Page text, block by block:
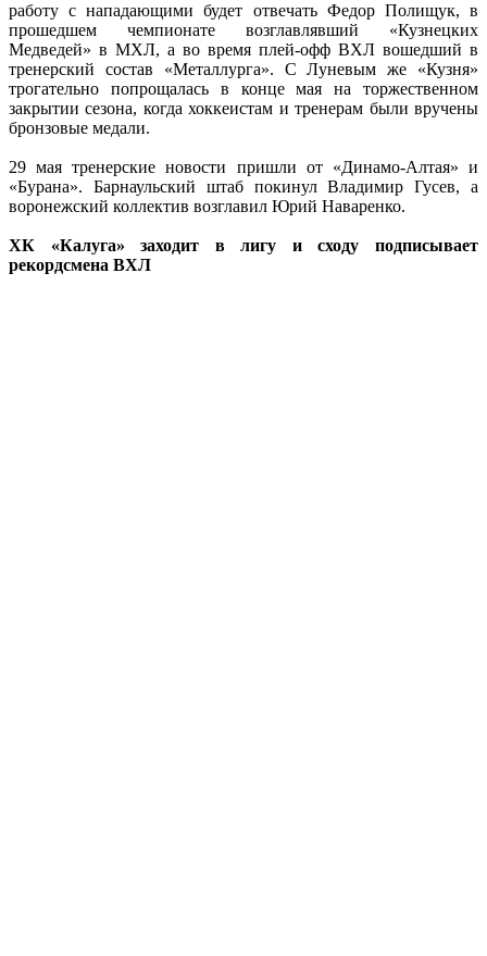
работу с нападающими будет отвечать Федор Полищук, в
прошедшем чемпионате возглавлявший «Кузнецких
Медведей» в МХЛ, а во время плей-офф ВХЛ вошедший в
тренерский состав «Металлурга». С Луневым же «Кузня»
трогательно попрощалась в конце мая на торжественном
закрытии сезона, когда хоккеистам и тренерам были вручены
бронзовые медали.
29 мая тренерские новости пришли от «Динамо-Алтая» и
«Бурана». Барнаульский штаб покинул Владимир Гусев, а
воронежский коллектив возглавил Юрий Наваренко.
ХК «Калуга» заходит в лигу и сходу подписывает
рекордсмена ВХЛ